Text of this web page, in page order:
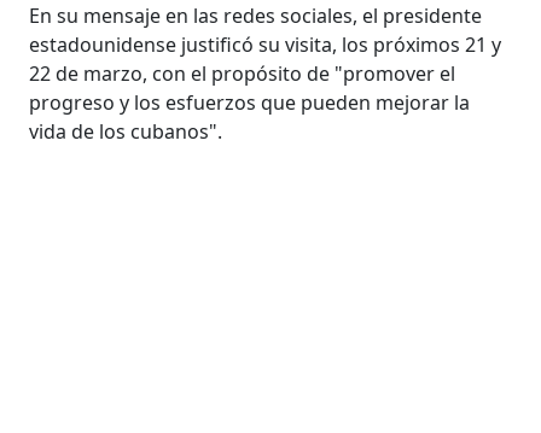
En su mensaje en las redes sociales, el presidente
estadounidense justificó su visita, los próximos 21 y
22 de marzo, con el propósito de "promover el
progreso y los esfuerzos que pueden mejorar la
vida de los cubanos".